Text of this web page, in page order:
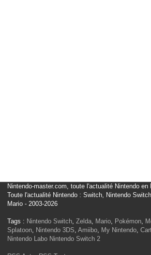
Nintendo-master.com, toute l'actualité Nintendo en
Toute l'actualité Nintendo : Switch, Nintendo
Mario - 2003-2026
Tags : Nintendo Switch, Zelda, Mario, Pokémon,
Splatoon, Nintendo 3DS, Amiibo, My Nintendo,
Nintendo Labo Nintendo Switch 2